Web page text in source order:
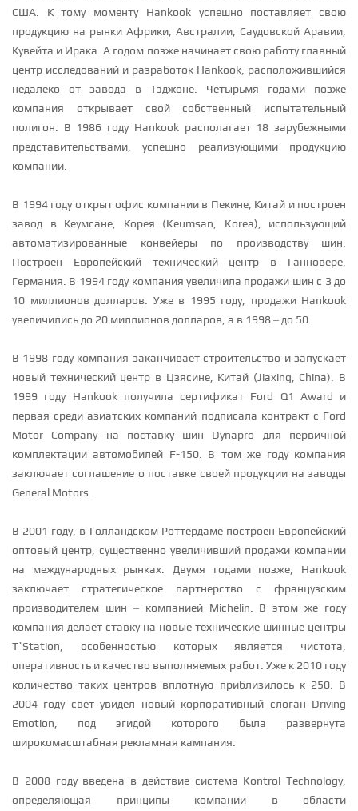
США. К тому моменту Hankook успешно поставляет свою
продукцию на рынки Африки, Австралии, Саудовской Аравии,
Кувейта и Ирака. А годом позже начинает свою работу главный
центр исследований и разработок Hankook, расположившийся
недалеко от завода в Тэджоне. Четырьмя годами позже
компания открывает свой собственный испытательный
полигон. В 1986 году Hankook располагает 18 зарубежными
представительствами, успешно реализующими продукцию
компании.
В 1994 году открыт офис компании в Пекине, Китай и построен
завод в Кеумсане, Корея (Keumsan, Korea), использующий
автоматизированные конвейеры по производству шин.
Построен Европейский технический центр в Ганновере,
Германия. В 1994 году компания увеличила продажи шин с 3 до
10 миллионов долларов. Уже в 1995 году, продажи Hankook
увеличились до 20 миллионов долларов, а в 1998 – до 50.
В 1998 году компания заканчивает строительство и запускает
новый технический центр в Цзясине, Китай (Jiaxing, China). В
1999 году Hankook получила сертификат Ford Q1 Award и
первая среди азиатских компаний подписала контракт с Ford
Motor Company на поставку шин Dynapro для первичной
комплектации автомобилей F-150. В том же году компания
заключает соглашение о поставке своей продукции на заводы
General Motors.
В 2001 году, в Голландском Роттердаме построен Европейский
оптовый центр, существенно увеличивший продажи компании
на международных рынках. Двумя годами позже, Hankook
заключает стратегическое партнерство с французским
производителем шин – компанией Michelin. В этом же году
компания делает ставку на новые технические шинные центры
T’Station, особенностью которых является чистота,
оперативность и качество выполняемых работ. Уже к 2010 году
количество таких центров вплотную приблизилось к 250. В
2004 году свет увидел новый корпоративный слоган Driving
Emotion, под эгидой которого была развернута
широкомасштабная рекламная кампания.
В 2008 году введена в действие система Kontrol Technology,
определяющая принципы компании в области